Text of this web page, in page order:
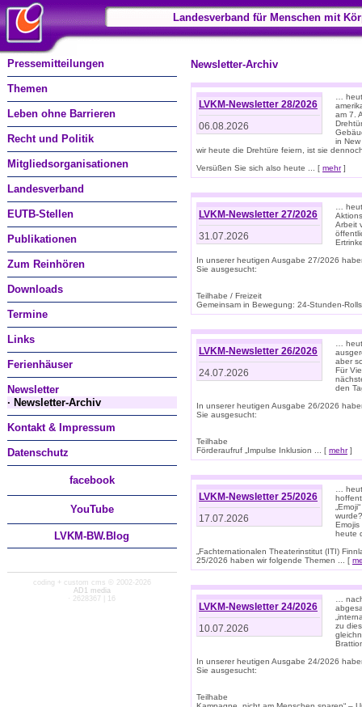
Landesverband für Menschen mit
Pressemitteilungen
Themen
Leben ohne Barrieren
Recht und Politik
Mitgliedsorganisationen
Landesverband
EUTB-Stellen
Publikationen
Zum Reinhören
Downloads
Termine
Links
Ferienhäuser
Newsletter
· Newsletter-Archiv
Kontakt & Impressum
Datenschutz
facebook
YouTube
LVKM-BW.Blog
coding + custom cms © 2002-2026
AD1 media
· 2628367 | 16
Newsletter-Archiv
LVKM-Newsletter 28/2026
06.08.2026
…
am 7.
in
wir heute die Drehtüre feiern, ist sie
Versüßen Sie sich also heute ... [ mehr]
LVKM-Newsletter 27/2026
31.07.2026
…
Arbeit
In unserer heutigen Ausgabe 27/2026
Sie ausgesucht:
Teilhabe / Freizeit
Gemeinsam in Bewegung: 24-Stunden-
LVKM-Newsletter 26/2026
24.07.2026
…
aber
Für
den
In unserer heutigen Ausgabe 26/2026
Sie ausgesucht:
Teilhabe
Förderaufruf „Impulse Inklusion ... [ mehr]
LVKM-Newsletter 25/2026
17.07.2026
…
Emojis
heute
„Fachternationalen Theaterinstitut (ITI)
25/2026 haben wir folgende Themen ... [
LVKM-Newsletter 24/2026
10.07.2026
…
zu
In unserer heutigen Ausgabe 24/2026
Sie ausgesucht:
Teilhabe